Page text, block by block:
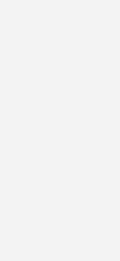
motiviert. Betriebe
Man kann schon
zusätzlich?
mit
alle Schüler gleich
auch Angebote für
mit dem
Ausbildungsplatz